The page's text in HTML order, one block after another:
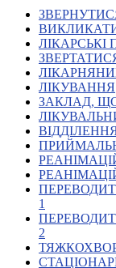
Кадрові
Про
Постаті
Все про
Важлива
Історія
Брифінги
Про
ЛІКАРСЬКІ
ЛІКУВАННЯ
ЗАКЛАД,
1
2